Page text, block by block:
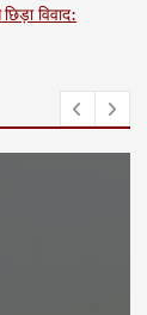
विवाद: